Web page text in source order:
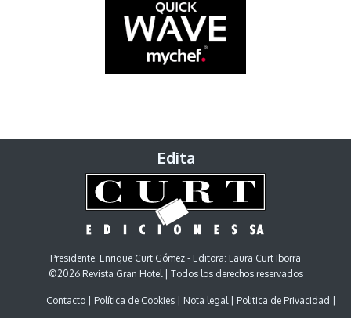
Edita
Presidente: Enrique Curt Gómez - Editora: Laura Curt Iborra
©2026 Revista Gran Hotel | Todos los derechos reservados
Contacto Política de Cookies Nota legal Politica de Privacidad